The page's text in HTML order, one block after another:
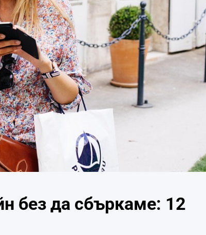
без да сбъркаме: 12